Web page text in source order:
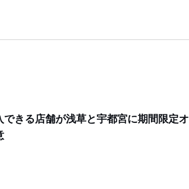
できる店舗が浅草と宇都宮に期間限定オ